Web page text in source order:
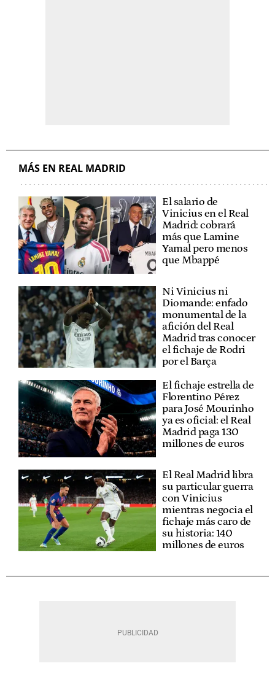
MÁS EN REAL MADRID
El salario de
Vinicius en el Real
Madrid: cobrará
más que Lamine
Yamal pero menos
que Mbappé
Ni Vinicius ni
Diomande: enfado
monumental de la
afición del Real
Madrid tras conocer
el fichaje de Rodri
por el Barça
El fichaje estrella de
Florentino Pérez
para José Mourinho
ya es oficial: el Real
Madrid paga 130
millones de euros
El Real Madrid libra
su particular guerra
con Vinicius
mientras negocia el
fichaje más caro de
su historia: 140
millones de euros